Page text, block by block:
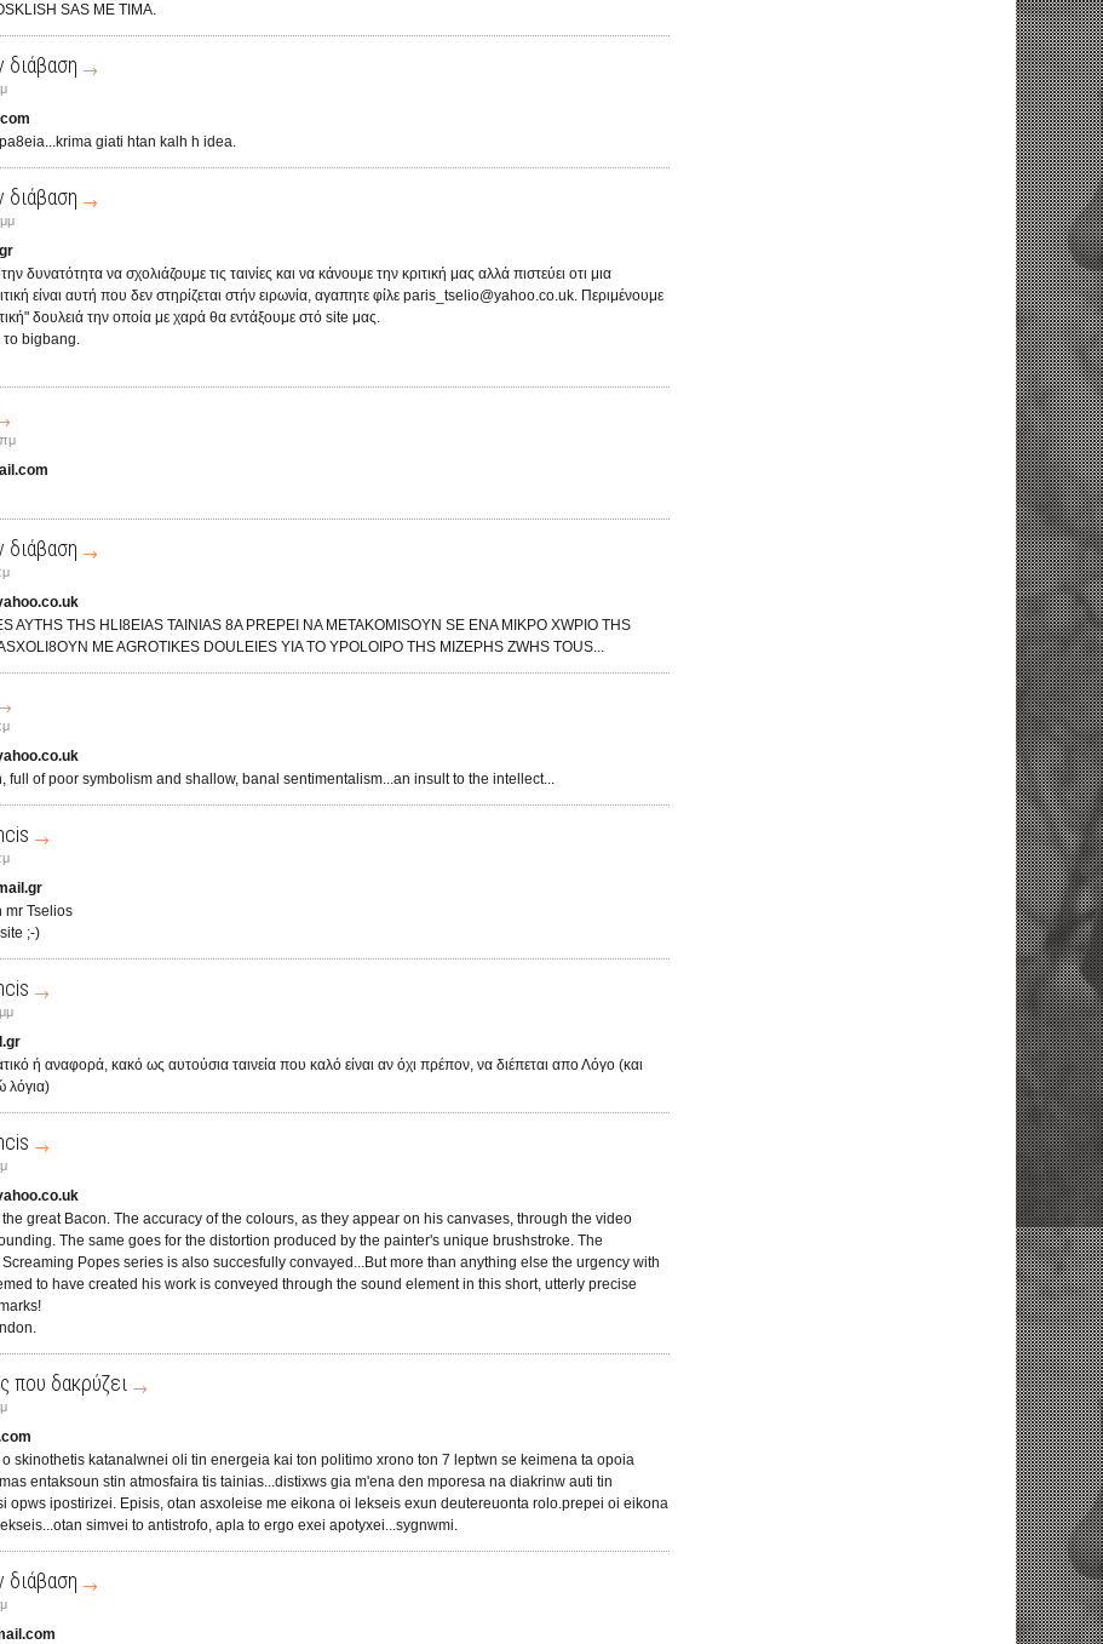
SAS ME TIMA.
διάβαση
giati htan kalh h idea.
διάβαση
δυνατότητα να σχολιάζουμε τις ταινίες και να κάνουμε την κριτική μας αλλά πιστεύει οτι μια
είναι αυτή που δεν στηρίζεται στήν ειρωνία, αγαπητε φίλε paris_tselio@yahoo.co.uk. Περιμένουμε
δουλειά την οποία με χαρά θα εντάξουμε στό site μας.
το bigbang.
διάβαση
AYTHS THS HLI8EIAS TAINIAS 8A PREPEI NA METAKOMISOYN SE ENA MIKPO XWPIO THS
ME AGROTIKES DOULEIES YIA TO YPOLOIPO THS MIZEPHS ZWHS TOUS...
full of poor symbolism and shallow, banal sentimentalism...an insult to the intellect...
mr Tselios
;-)
ή αναφορά, κακό ως αυτούσια ταινεία που καλό είναι αν όχι πρέπον, να διέπεται απο Λόγο (και
λόγια)
the great Bacon. The accuracy of the colours, as they appear on his canvases, through the video
The same goes for the distortion produced by the painter's unique brushstroke. The
Popes series is also succesfully convayed...But more than anything else the urgency with
to have created his work is conveyed through the sound element in this short, utterly precise
που δακρύζει
skinothetis katanalwnei oli tin energeia kai ton politimo xrono ton 7 leptwn se keimena ta opoia
entaksoun stin atmosfaira tis tainias...distixws gia m'ena den mporesa na diakrinw auti tin
opws ipostirizei. Episis, otan asxoleise me eikona oi lekseis exun deutereuonta rolo.prepei oi eikona
simvei to antistrofo, apla to ergo exei apotyxei...sygnwmi.
διάβαση